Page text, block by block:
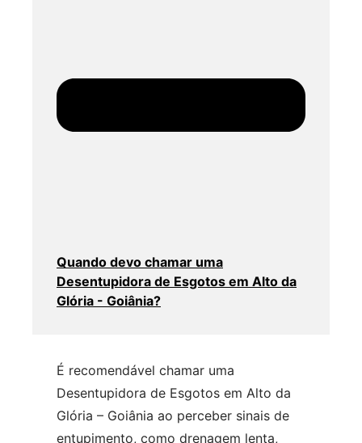
Quando devo chamar uma
Desentupidora de Esgotos em Alto da
Glória - Goiânia?
É recomendável chamar uma
Desentupidora de Esgotos em Alto da
Glória – Goiânia ao perceber sinais de
entupimento, como drenagem lenta,